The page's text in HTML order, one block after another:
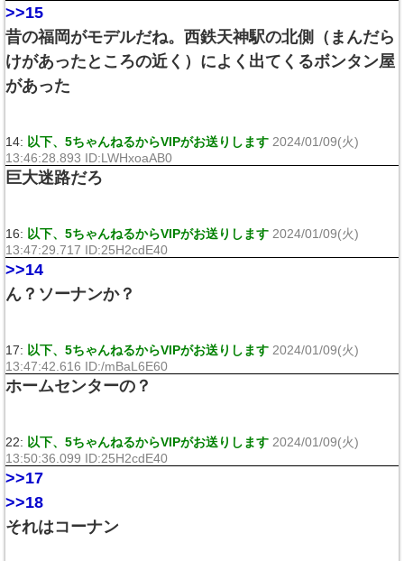
>>15
昔の福岡がモデルだね。西鉄天神駅の北側（まんだら
けがあったところの近く）によく出てくるボンタン屋
があった
14: 以下、5ちゃんねるからVIPがお送りします 2024/01/09(火)
13:46:28.893 ID:LWHxoaAB0
巨大迷路だろ
16: 以下、5ちゃんねるからVIPがお送りします 2024/01/09(火)
13:47:29.717 ID:25H2cdE40
>>14
ん？ソーナンか？
17: 以下、5ちゃんねるからVIPがお送りします 2024/01/09(火)
13:47:42.616 ID:/mBaL6E60
ホームセンターの？
22: 以下、5ちゃんねるからVIPがお送りします 2024/01/09(火)
13:50:36.099 ID:25H2cdE40
>>17
>>18
それはコーナン